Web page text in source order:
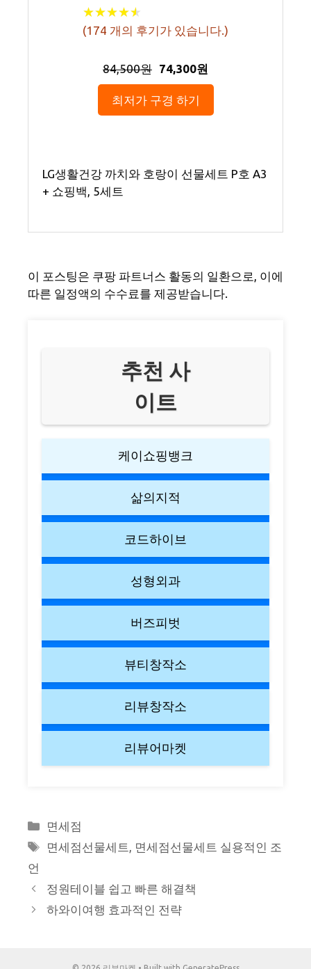
★★★★★
★★★★★
(174 개의 후기가 있습니다.)
84,500원 74,300원
최저가 구경 하기
LG생활건강 까치와 호랑이 선물세트 P호 A3
+ 쇼핑백, 5세트
이 포스팅은 쿠팡 파트너스 활동의 일환으로, 이에
따른 일정액의 수수료를 제공받습니다.
추천 사
이트
케이쇼핑뱅크
삶의지적
코드하이브
성형외과
버즈피벗
뷰티창작소
리뷰창작소
리뷰어마켓
Categories
면세점
Tags
면세점선물세트
면세점선물세트 실용적인 조
언
정원테이블 쉽고 빠른 해결책
하와이여행 효과적인 전략